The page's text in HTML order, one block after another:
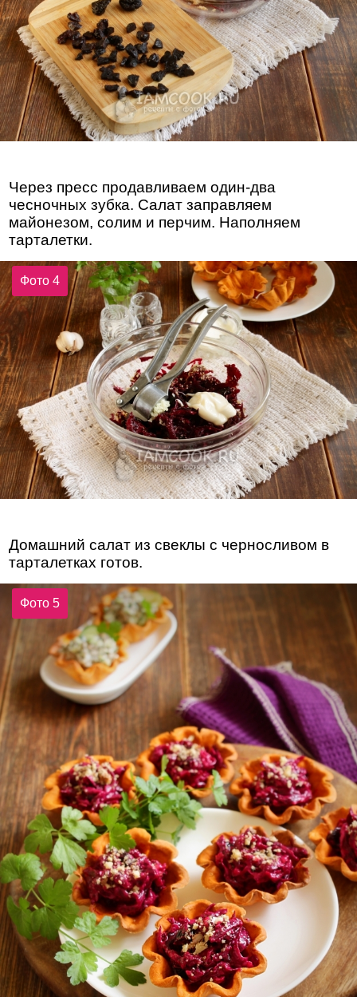
Через пресс продавливаем один-два
чесночных зубка. Салат заправляем
майонезом, солим и перчим. Наполняем
тарталетки.
Фото 4
Домашний салат из свеклы с черносливом в
тарталетках готов.
Фото 5